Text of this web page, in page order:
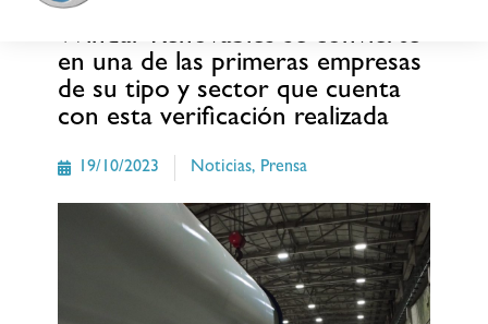
Windar Renovables se convierte
en una de las primeras empresas
de su tipo y sector que cuenta
con esta verificación realizada
19/10/2023 Noticias, Prensa